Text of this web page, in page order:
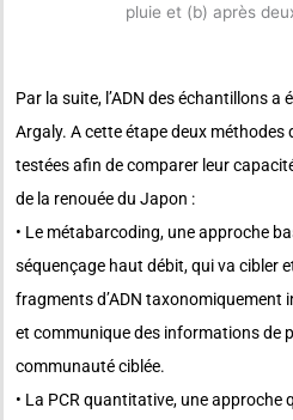
pluie et (b) après
Par la suite, l’ADN des échantillons
Argaly. A cette étape deux méthodes
testées afin de comparer leur
de la renouée du Japon :
• Le métabarcoding, une approche
séquençage haut débit, qui va cibler
fragments d’ADN taxonomiquement
et communique des informations de
communauté ciblée.
• La PCR quantitative, une approche